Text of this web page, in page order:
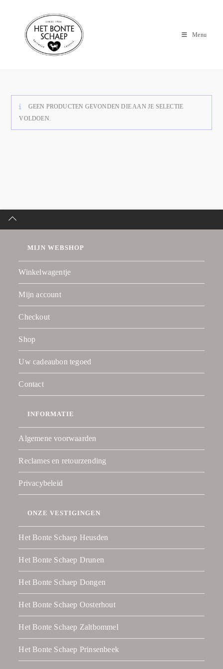
Menu
GEEN PRODUCTEN GEVONDEN DIE AAN JE SELECTIE
VOLDOEN.
MIJN WEBSHOP
Winkelwagentje
Mijn account
Checkout
Shop
Uw cadeaubon tegoed
Contact
INFORMATIE
Algemene voorwaarden
Reclames en retourzending
Privacybeleid
ONZE VESTIGINGEN
Het Bonte Schaep Heusden
Het Bonte Schaep Drunen
Het Bonte Schaep Dongen
Het Bonte Schaep Oosterhout
Het Bonte Schaep Zaltbommel
Het Bonte Schaep Prinsenbeek